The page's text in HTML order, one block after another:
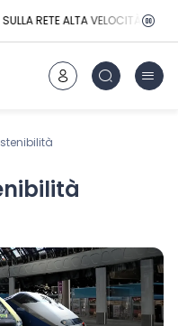
RETE ALTA VELOCITÀ